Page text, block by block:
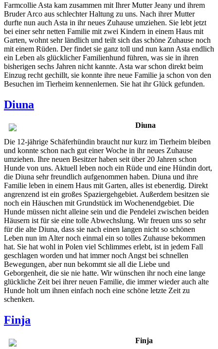
Farmcollie Asta kam zusammen mit Ihrer Mutter Jeany und ihrem
Bruder Arco aus schlechter Haltung zu uns. Nach ihrer Mutter
durfte nun auch Asta in ihr neues Zuhause umziehen. Sie lebt jetzt
bei einer sehr netten Familie mit zwei Kindern in einem Haus mit
Garten, wohnt sehr ländlich und teilt sich das schöne Zuhause noch
mit einem Rüden. Der findet sie ganz toll und nun kann Asta endlich
ein Leben als glücklicher Familienhund führen, was sie in ihren
bisherigen sechs Jahren nicht kannte. Asta war schon direkt beim
Einzug recht gechillt, sie konnte ihre neue Familie ja schon von den
Besuchen im Tierheim kennenlernen. Sie hat ihr Glück gefunden.
Diuna
Diuna
Die 12-jährige Schäferhündin braucht nur kurz im Tierheim bleiben
und konnte schon nach gut einer Woche in ihr neues Zuhause
umziehen. Ihre neuen Besitzer haben seit über 20 Jahren schon
Hunde von uns. Aktuell leben noch ein Rüde und eine Hündin dort,
die Diuna sehr freundlich aufgenommen haben. Diuna und ihre
Familie leben in einem Haus mit Garten, alles ist ebenerdig. Direkt
angrenzend ist ein großes Spaziergehgebiet. Außerdem besitzen sie
noch ein Häuschen mit Grundstück im Wochenendgebiet. Die
Hunde müssen nicht alleine sein und die Pendelei zwischen beiden
Häusern ist für sie eine tolle Abwechslung. Wir freuen uns so sehr
für die alte Diuna, dass sie nach einen langen nicht so schönen
Leben nun im Alter noch einmal ein so tolles Zuhause bekommen
hat. Sie hat wohl in Polen viel Schlimmes erlebt, ist in jedem Fall
geschlagen worden und hat immer noch Angst bei schnellen
Bewegungen, aber nun bekommt sie all die Liebe und
Geborgenheit, die sie nie hatte. Wir wünschen ihr noch eine lange
glückliche Zeit bei ihrer neuen Familie, die immer wieder auch alte
Hunde holt um ihnen einfach noch eine schöne letzte Zeit zu
schenken.
Finja
Finja